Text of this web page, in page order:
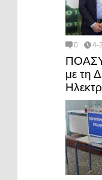
0 4-
ΠΟΑΣΥ
με τη